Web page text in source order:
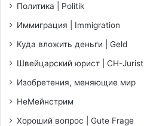
Политика | Politik
Иммиграция | Immigration
Куда вложить деньги | Geld
Швейцарский юрист | CH-Jurist
Изобретения, меняющие мир
НеМейнстрим
Хороший вопрос | Gute Frage